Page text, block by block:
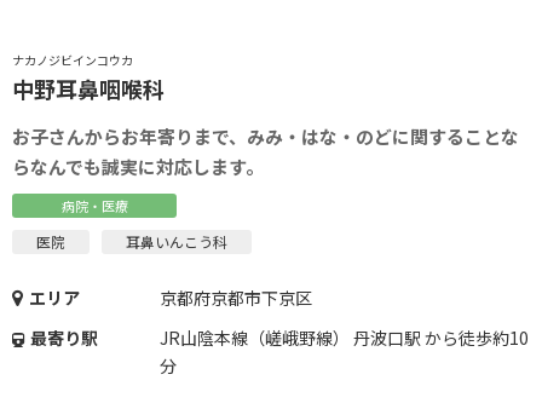
ナカノジビインコウカ
中野耳鼻咽喉科
お子さんからお年寄りまで、みみ・はな・のどに関することな
らなんでも誠実に対応します。
病院・医療
医院 耳鼻いんこう科
エリア
京都府京都市下京区
最寄り駅
JR山陰本線（嵯峨野線） 丹波口駅 から徒歩約10
分